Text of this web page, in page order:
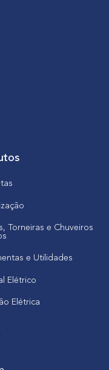
Torneiras e Chuveiros
e Utilidades
Elétrico
Elétrica